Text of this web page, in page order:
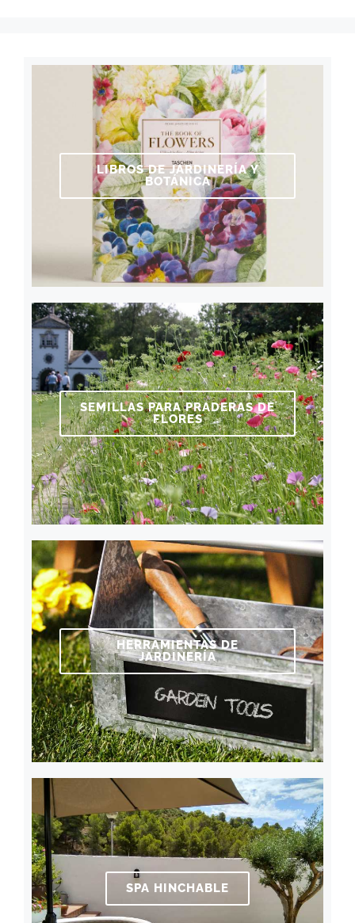
LIBROS DE JARDINERÍA Y
BOTÁNICA
SEMILLAS PARA PRADERAS DE
FLORES
HERRAMIENTAS DE
JARDINERÍA
SPA HINCHABLE